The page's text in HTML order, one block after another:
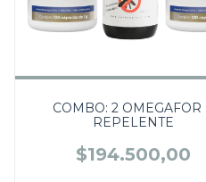
COMBO: 2 OMEGAFOR
REPELENTE
$194.500,00